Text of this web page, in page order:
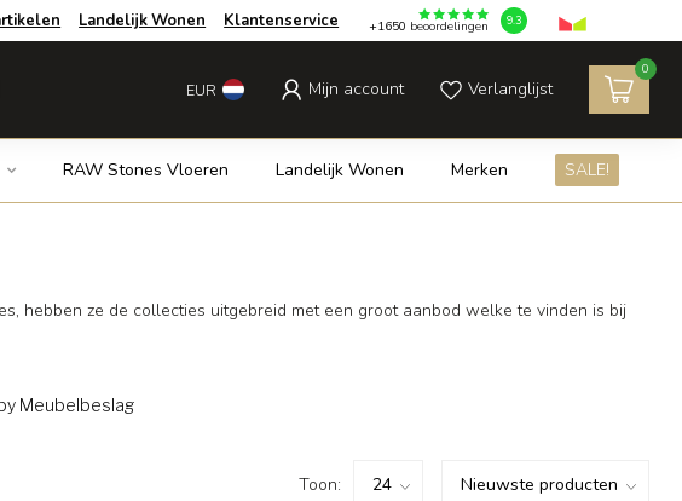
Landelijk Wonen Klantenservice +1650 beoordelingen 9.3
EUR Mijn account Verlanglijst
0
RAW Stones Vloeren Landelijk Wonen Merken SALE!
hebben ze de collecties uitgebreid met een groot aanbod welke te vinden is bij
Meubelbeslag
Toon: